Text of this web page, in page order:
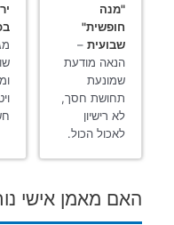
"מנה
חופשית"
שבועית –
הנאה מודעת
שמונעת
תחושת חסך,
לא רישיון
לאכול הכול.
האם מאמן אישי